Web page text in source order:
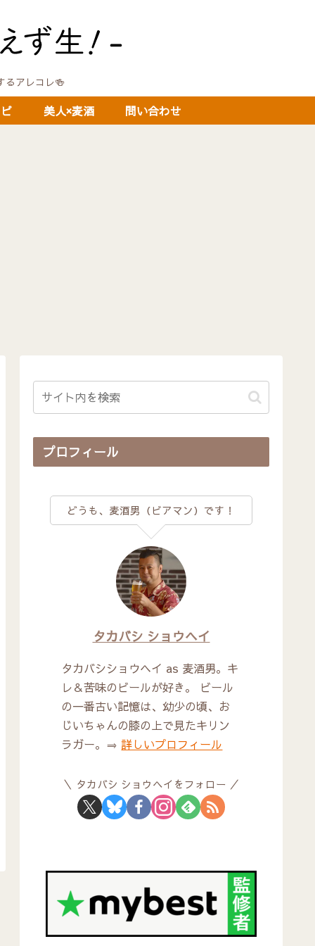
アレコレ🍻
美人×麦酒 問い合わせ
プロフィール
どうも、麦酒男（ビアマン）です！
タカバシ ショウヘイ
タカバシショウヘイ as 麦酒男。キ
レ＆苦味のビールが好き。 ビール
の一番古い記憶は、幼少の頃、お
じいちゃんの膝の上で見たキリン
ラガー。⇒詳しいプロフィール
タカバシ ショウヘイをフォロー